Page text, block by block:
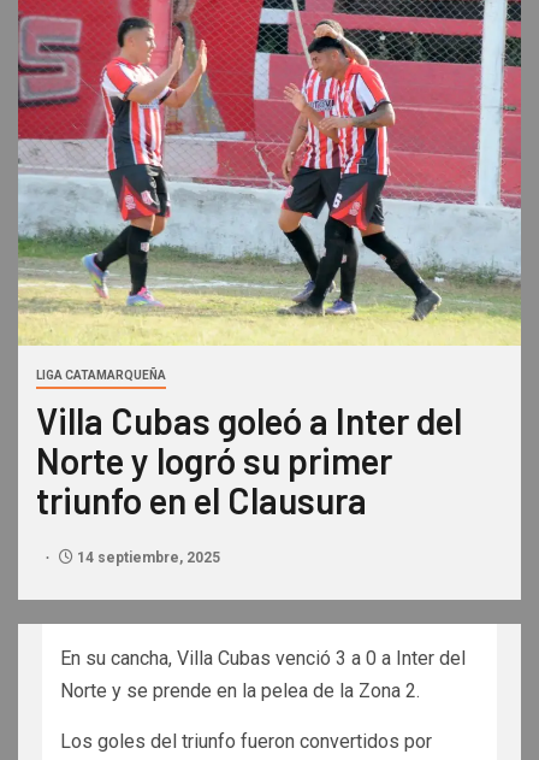
LIGA CATAMARQUEÑA
Villa Cubas goleó a Inter del
Norte y logró su primer
triunfo en el Clausura
14 septiembre, 2025
En su cancha, Villa Cubas venció 3 a 0 a Inter del
Norte y se prende en la pelea de la Zona 2.
Los goles del triunfo fueron convertidos por